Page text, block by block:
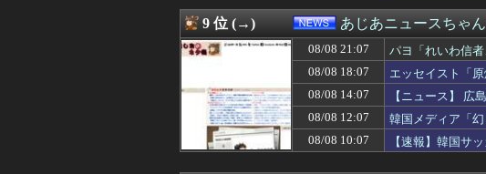
08/08 20:33
ワイ15センチ、めちゃくちゃ
08/08 20:32
【朗報】Switch2版『FF14』、
08/08 20:32
【画像】こういうブラに乳首
【DeNA対広島17回戦】広島・
海外「MLB屈指の好チーム」
08/08 20:31
共産党「熊本地震救援募金の
08/08 20:31
【櫻坂46】ここがローテにな
08/08 20:31
【画像】YouTubeコメント欄、
08/08 20:30
【画像】東京のライオンさん、
9 位 (→) あじあニュースちゃ
08/08 21:07
パヨ「れいわ信
08/08 18:07
エッセイスト「
08/08 14:07
【ニュース】 広
08/08 12:07
韓国メディア「
08/08 10:07
【速報】韓国サ